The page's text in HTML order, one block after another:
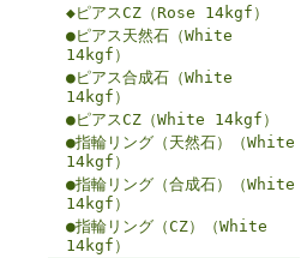
◆ピアスCZ（Rose 14kgf）
●ピアス天然石（White
14kgf）
●ピアス合成石（White
14kgf）
●ピアスCZ（White 14kgf）
●指輪リング（天然石）（White
14kgf）
●指輪リング（合成石）（White
14kgf）
●指輪リング（CZ）（White
14kgf）